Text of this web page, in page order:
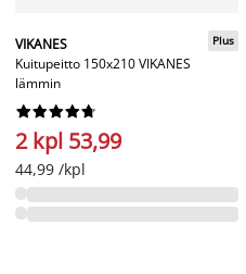
VIKANES
Kuitupeitto 150x210 VIKANES
lämmin
Plus






2 kpl 53,99
44,99 /kpl